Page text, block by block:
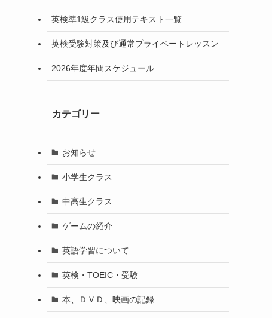
英検準1級クラス使用テキスト一覧
英検受験対策及び通常プライベートレッスン
2026年度年間スケジュール
カテゴリー
お知らせ
小学生クラス
中高生クラス
ゲームの紹介
英語学習について
英検・TOEIC・受験
本、ＤＶＤ、映画の記録